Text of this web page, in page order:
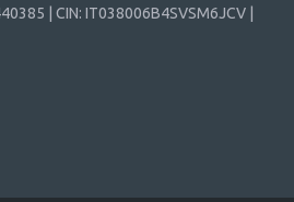
| CIN: IT038006B4SVSM6JCV |